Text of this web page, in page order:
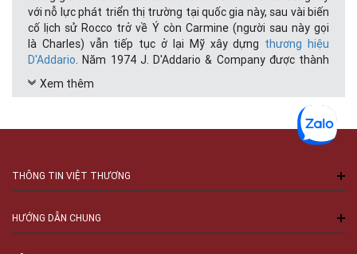
với nỗ lực phát triển thị trường tại quốc gia này, sau vài biến
cố lịch sử Rocco trở về Ý còn Carmine (người sau này gọi
là Charles) vẫn tiếp tục ở lại Mỹ xây dựng thương hiệu
D'Addario. Năm 1974 J. D'Addario & Company được thành
lập, ngày càng hoàn thiện và lớn mạnh như hiện nay.
D'Addario là một tập đoàn lớn & danh tiếng, họ không chỉ
sản xuất dây nhạc cụ mang thương hiệu của mình mà còn là
nhà sản xuất phụ kiện guitar cho nhiều tập đoàn nhạc cụ
dây đeo guitar, picks và các phụ kiện khác), Evans
Drumheads (chuyên mặt trống)...
SẢN PHẨM CHÍNH CỦA THƯƠNG HIỆU D’ADDRIO
Xem thêm
THÔNG TIN VIỆT THƯƠNG
HƯỚNG DẪN CHUNG